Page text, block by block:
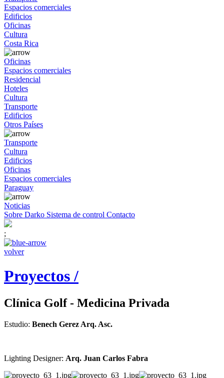
Espacios comerciales
Edificios
Oficinas
Cultura
Costa Rica
Oficinas
Espacios comerciales
Residencial
Hoteles
Cultura
Transporte
Edificios
Otros Países
Transporte
Cultura
Edificios
Oficinas
Espacios comerciales
Paraguay
Noticias
Sobre Darko Sistema de control Contacto
;
volver
Proyectos /
Clínica Golf - Medicina Privada
Estudio: Benech Gerez Arq. Asc.
Lighting Designer: Arq. Juan Carlos Fabra